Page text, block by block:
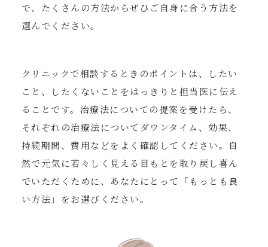
で、たくさんの方法からぜひご自身に合う方法を
選んでください。
クリニックで相談するときのポイントは、したい
こと、したくないことをはっきりと担当医に伝え
ることです。治療法についての提案を受けたら、
それぞれの治療法についてダウンタイム、効果、
持続期間、費用などをよく確認してください。自
然で元気に若々しく見える目もとを取り戻し喜ん
でいただくために、あなたにとって「もっとも良
い方法」をお選びください。